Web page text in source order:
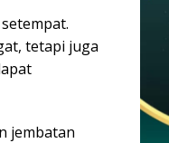
tetapi juga
jembatan